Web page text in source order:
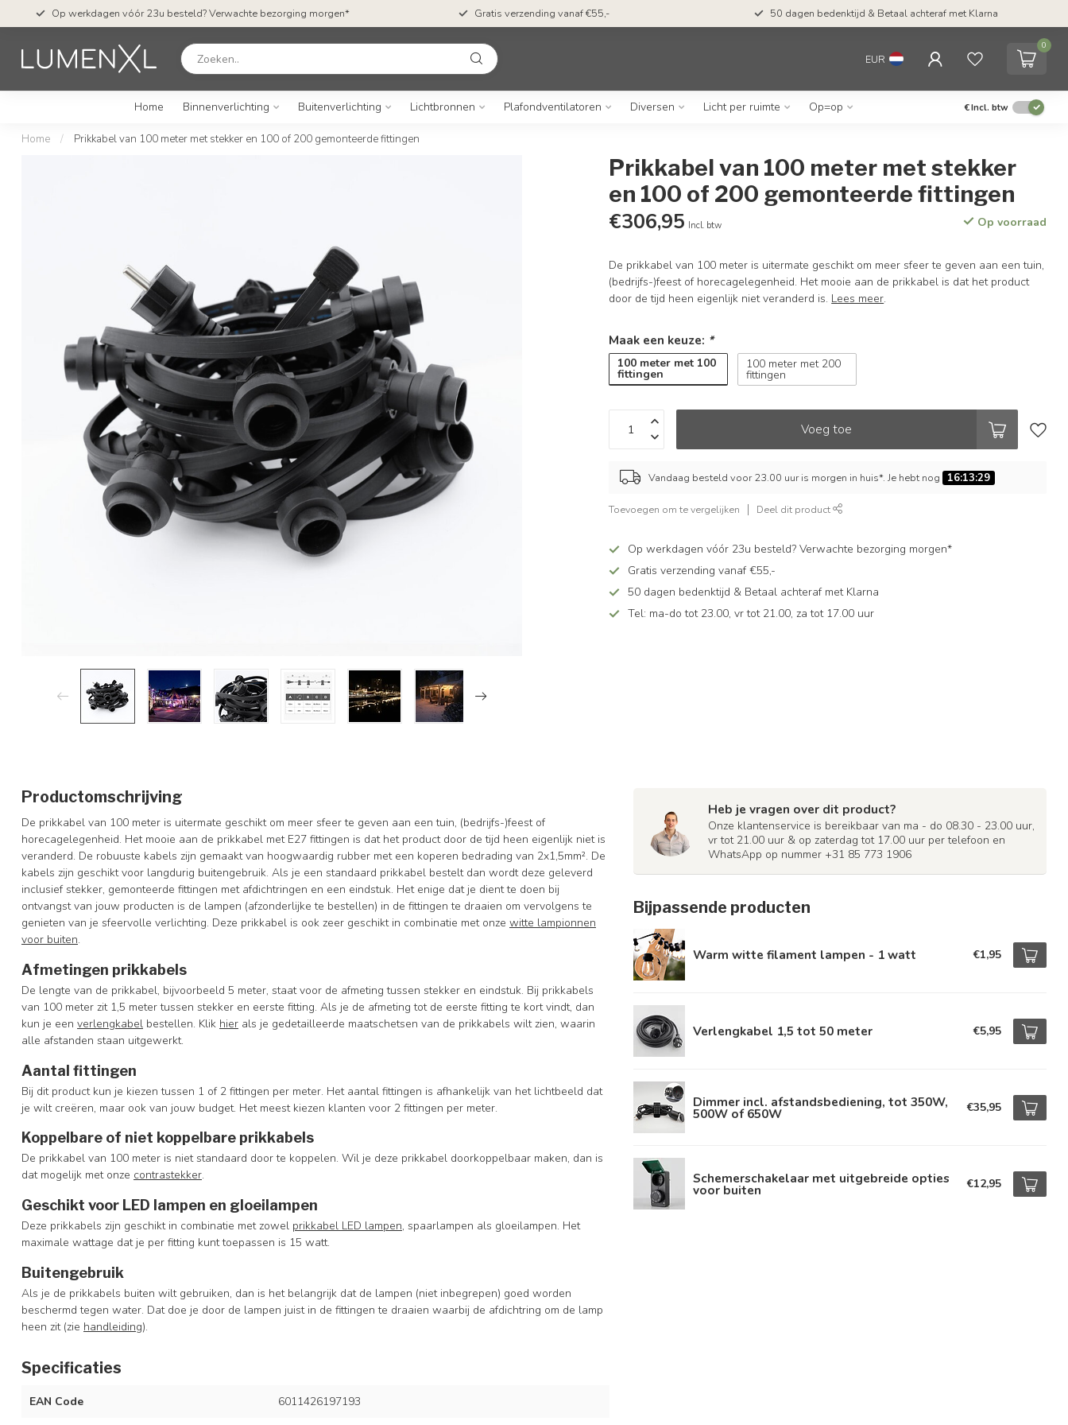
Op werkdagen vóór 23u besteld? Verwachte bezorging morgen* Gratis verzending vanaf €55,- 50 dagen bedenktijd & Betaal achteraf met Klarna
EUR
0
Home Binnenverlichting Buitenverlichting Lichtbronnen Plafondventilatoren Diversen Licht per ruimte Op=op €Incl. btw
Home / Prikkabel van 100 meter met stekker en 100 of 200 gemonteerde fittingen
Prikkabel van 100 meter met stekker
en 100 of 200 gemonteerde fittingen
€306,95 Incl. btw Op voorraad
De prikkabel van 100 meter is uitermate geschikt om meer sfeer te geven aan een tuin,
(bedrijfs-)feest of horecagelegenheid. Het mooie aan de prikkabel is dat het product
door de tijd heen eigenlijk niet veranderd is. Lees meer.
Maak een keuze: *
100 meter met 100
fittingen
100 meter met 200
fittingen
Voeg toe
Vandaag besteld voor 23.00 uur is morgen in huis*. Je hebt nog 16:13:28
Toevoegen om te vergelijken Deel dit product
Op werkdagen vóór 23u besteld? Verwachte bezorging morgen*
Gratis verzending vanaf €55,-
50 dagen bedenktijd & Betaal achteraf met Klarna
Tel: ma-do tot 23.00, vr tot 21.00, za tot 17.00 uur
Productomschrijving
De prikkabel van 100 meter is uitermate geschikt om meer sfeer te geven aan een tuin, (bedrijfs-)feest of
horecagelegenheid. Het mooie aan de prikkabel met E27 fittingen is dat het product door de tijd heen eigenlijk niet is
veranderd. De robuuste kabels zijn gemaakt van hoogwaardig rubber met een koperen bedrading van 2x1,5mm². De
kabels zijn geschikt voor langdurig buitengebruik. Als je een standaard prikkabel bestelt dan wordt deze geleverd
inclusief stekker, gemonteerde fittingen met afdichtringen en een eindstuk. Het enige dat je dient te doen bij
ontvangst van jouw producten is de lampen (afzonderlijke te bestellen) in de fittingen te draaien om vervolgens te
genieten van je sfeervolle verlichting. Deze prikkabel is ook zeer geschikt in combinatie met onze witte lampionnen
voor buiten.
Afmetingen prikkabels
De lengte van de prikkabel, bijvoorbeeld 5 meter, staat voor de afmeting tussen stekker en eindstuk. Bij prikkabels
van 100 meter zit 1,5 meter tussen stekker en eerste fitting. Als je de afmeting tot de eerste fitting te kort vindt, dan
kun je een verlengkabel bestellen. Klik hier als je gedetailleerde maatschetsen van de prikkabels wilt zien, waarin
alle afstanden staan uitgewerkt.
Aantal fittingen
Bij dit product kun je kiezen tussen 1 of 2 fittingen per meter. Het aantal fittingen is afhankelijk van het lichtbeeld dat
je wilt creëren, maar ook van jouw budget. Het meest kiezen klanten voor 2 fittingen per meter.
Koppelbare of niet koppelbare prikkabels
De prikkabel van 100 meter is niet standaard door te koppelen. Wil je deze prikkabel doorkoppelbaar maken, dan is
dat mogelijk met onze contrastekker.
Geschikt voor LED lampen en gloeilampen
Deze prikkabels zijn geschikt in combinatie met zowel prikkabel LED lampen, spaarlampen als gloeilampen. Het
maximale wattage dat je per fitting kunt toepassen is 15 watt.
Buitengebruik
Als je de prikkabels buiten wilt gebruiken, dan is het belangrijk dat de lampen (niet inbegrepen) goed worden
beschermd tegen water. Dat doe je door de lampen juist in de fittingen te draaien waarbij de afdichtring om de lamp
heen zit (zie handleiding).
Specificaties
EAN Code 6011426197193
Heb je vragen over dit product?
Onze klantenservice is bereikbaar van ma - do 08.30 - 23.00 uur,
vr tot 21.00 uur & op zaterdag tot 17.00 uur per telefoon en
WhatsApp op nummer +31 85 773 1906
Bijpassende producten
Warm witte filament lampen - 1 watt €1,95
Verlengkabel 1,5 tot 50 meter €5,95
Dimmer incl. afstandsbediening, tot 350W,
500W of 650W €35,95
Schemerschakelaar met uitgebreide opties
voor buiten €12,95